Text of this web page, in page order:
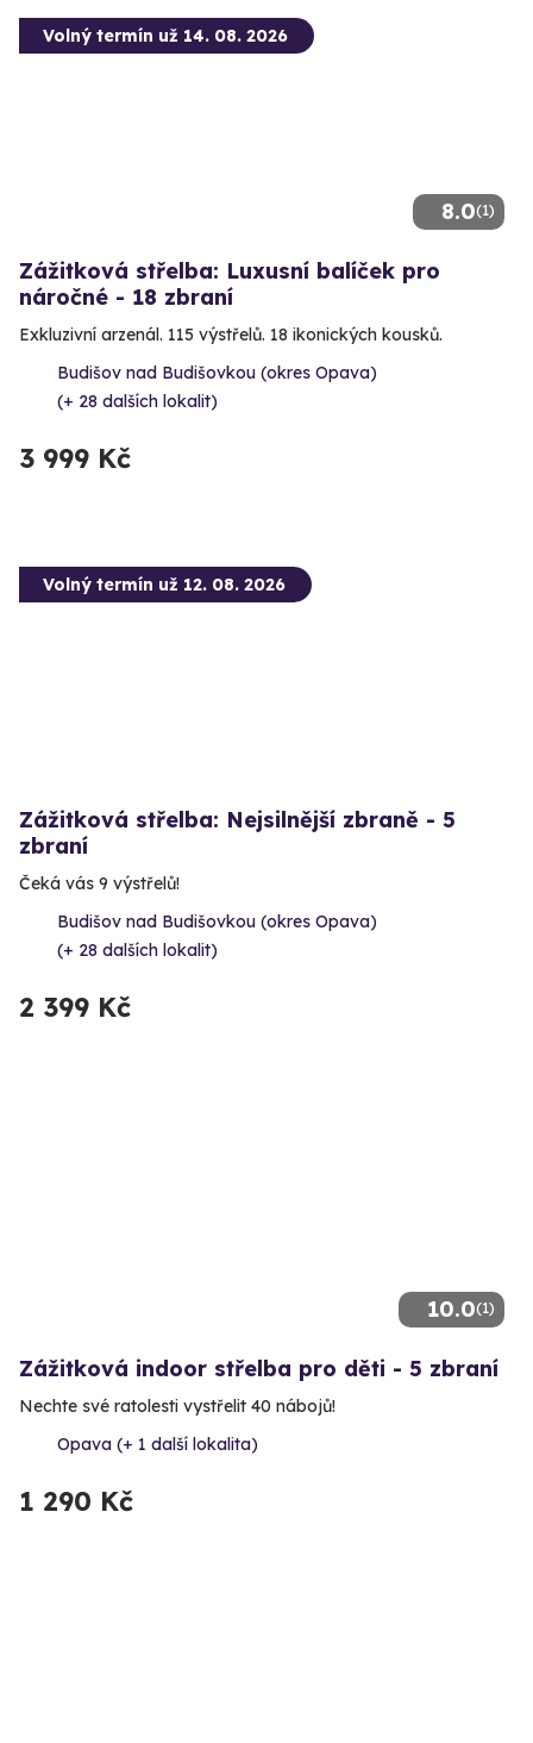
8.0(1)
Volný termín už 14. 08. 2026
Zážitková střelba: Luxusní balíček pro
náročné - 18 zbraní
Exkluzivní arzenál. 115 výstřelů. 18 ikonických kousků.
Budišov nad Budišovkou (okres Opava)
(+ 28 dalších lokalit)
3 999 Kč
Volný termín už 12. 08. 2026
Zážitková střelba: Nejsilnější zbraně - 5
zbraní
Čeká vás 9 výstřelů!
Budišov nad Budišovkou (okres Opava)
(+ 28 dalších lokalit)
2 399 Kč
10.0(1)
Zážitková indoor střelba pro děti - 5 zbraní
Nechte své ratolesti vystřelit 40 nábojů!
Opava (+ 1 další lokalita)
1 290 Kč